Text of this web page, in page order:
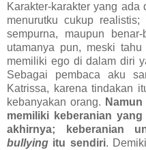
Karakter-karakter yang ada
menurutku cukup
sempurna, maupun
utamanya pun, meski
memiliki ego di dalam diri
Sebagai pembaca aku
Katrissa, karena tindakan
kebanyakan orang.
memiliki keberanian
akhirnya; keberanian
bullying itu sendiri.